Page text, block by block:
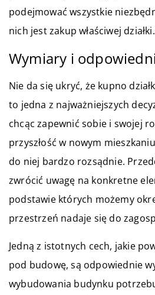
podejmować wszystkie
nich jest zakup właściwej działki.
Wymiary i
Nie da się ukryć, że kupno
to jedna z najważniejszych
chcąc zapewnić sobie i swojej
przyszłość w nowym
do niej bardzo rozsądnie.
zwrócić uwagę na konkretne
podstawie których możemy
przestrzeń nadaje się do
Jedną z istotnych cech, jakie
pod budowę, są odpowiednie
wybudowania budynku